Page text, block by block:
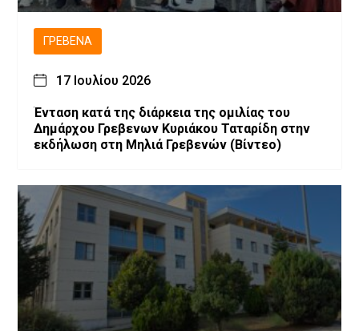
ΓΡΕΒΕΝΆ
17 Ιουλίου 2026
Ένταση κατά της διάρκεια της ομιλίας του
Δημάρχου Γρεβενων Κυριάκου Ταταρίδη στην
εκδήλωση στη Μηλιά Γρεβενών (Βίντεο)